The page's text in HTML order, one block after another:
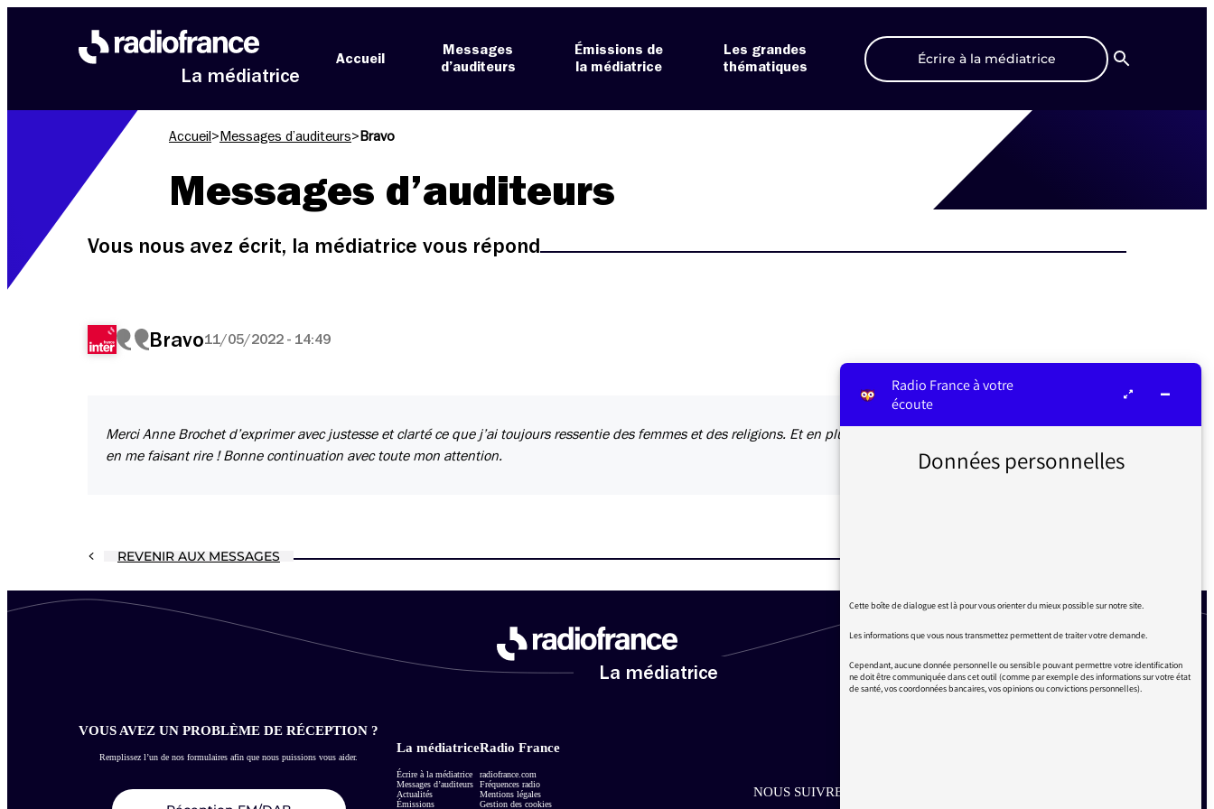
La médiatrice
Accueil
Messages
d’auditeurs
Émissions de
la médiatrice
Les grandes
thématiques
Écrire à la médiatrice
Recherche
Accueil > Messages d’auditeurs> Bravo
Messages d’auditeurs
Vous nous avez écrit, la médiatrice vous répond
Bravo11/05/2022 - 14:49
Merci Anne Brochet d’exprimer avec justesse et clarté ce que j’ai toujours ressentie des femmes et des religions. Et en plus
en me faisant rire ! Bonne continuation avec toute mon attention.
REVENIR AUX MESSAGES
La médiatrice
VOUS AVEZ UN PROBLÈME DE RÉCEPTION ?
Remplissez l’un de nos formulaires afin que nous puissions vous aider.
La médiatrice
Écrire à la médiatrice
Messages d’auditeurs
Actualités
Émissions
Radio France
radiofrance.com
Fréquences radio
Mentions légales
Gestion des cookies
NOUS SUIVRE SUR LES RÉSEAUX
Radio France à votre
écoute
Données personnelles
Cette boîte de dialogue est là pour vous orienter du mieux possible sur notre site.
Les informations que vous nous transmettez permettent de traiter votre demande.
Cependant, aucune donnée personnelle ou sensible pouvant permettre votre identification
ne doit être communiquée dans cet outil (comme par exemple des informations sur votre état
de santé, vos coordonnées bancaires, vos opinions ou convictions personnelles).